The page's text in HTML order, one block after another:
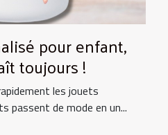
pour enfant,
toujours !
les jouets
passent de mode en un...